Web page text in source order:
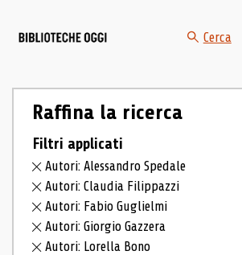
Cerca
Raffina la ricerca
Filtri applicati
Autori: Alessandro Spedale
Autori: Claudia Filippazzi
Autori: Fabio Guglielmi
Autori: Giorgio Gazzera
Autori: Lorella Bono